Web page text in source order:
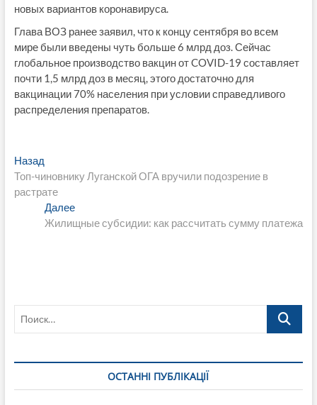
новых вариантов коронавируса.
Глава ВОЗ ранее заявил, что к концу сентября во всем
мире были введены чуть больше 6 млрд доз. Сейчас
глобальное производство вакцин от COVID-19 составляет
почти 1,5 млрд доз в месяц, этого достаточно для
вакцинации 70% населения при условии справедливого
распределения препаратов.
Навигация
по
записям
НазадПредыдущая
запись:
Топ-чиновнику Луганской ОГА вручили подозрение в
растрате
ДалееСледующая
запись:
Жилищные субсидии: как рассчитать сумму платежа
Поиск…
ОСТАННІ ПУБЛІКАЦІЇ